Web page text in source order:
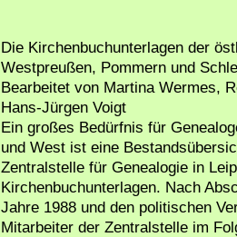
Die Kirchenbuchunterlagen der
Westpreußen, Pommern und
Bearbeitet von Martina Wermes,
Hans-Jürgen Voigt
Ein großes Bedürfnis für
und West ist eine
Zentralstelle für Genealogie in
Kirchenbuchunterlagen. Nach
Jahre 1988 und den politischen
Mitarbeiter der Zentralstelle im